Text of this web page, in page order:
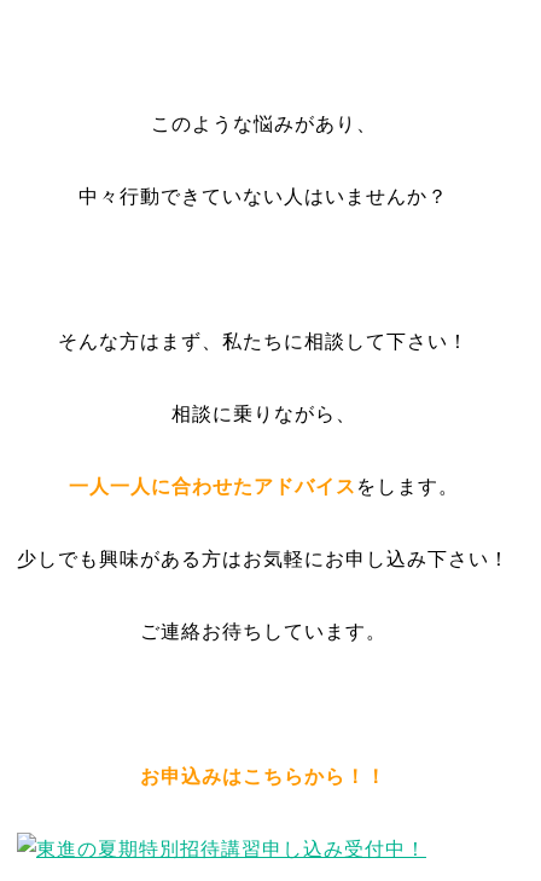
このような悩みがあり、
中々行動できていない人はいませんか？
そんな方はまず、私たちに相談して下さい！
相談に乗りながら、
一人一人に合わせたアドバイス をします。
少しでも興味がある方はお気軽にお申し込み下さい！
ご連絡お待ちしています。
お申込みはこちらから！！